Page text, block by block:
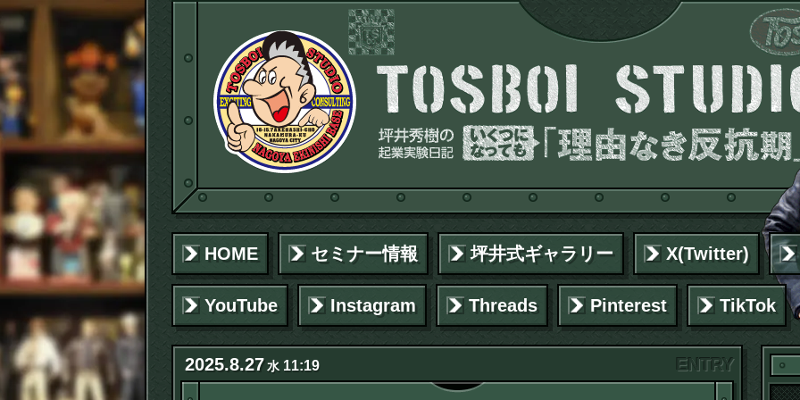
HOME セミナー情報 坪井式ギャラリー X(Twitter)
YouTube Instagram Threads Pinterest TikTok
2025.8.27水11:19